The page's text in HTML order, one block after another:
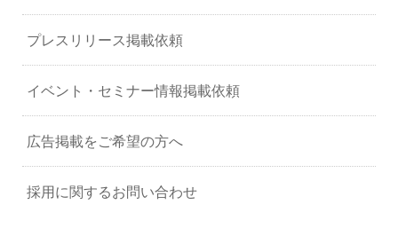
プレスリリース掲載依頼
イベント・セミナー情報掲載依頼
広告掲載をご希望の方へ
採用に関するお問い合わせ